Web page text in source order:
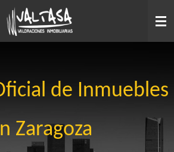
de Inmuebles
Zaragoza